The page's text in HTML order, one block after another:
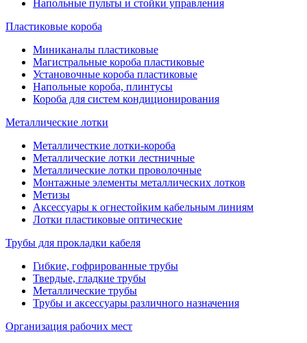
Напольные пульты и стойки управления
Пластиковые короба
Миниканалы пластиковые
Магистральные короба пластиковые
Установочные короба пластиковые
Напольные короба, плинтусы
Короба для систем кондиционирования
Металлические лотки
Металличесткие лотки-короба
Металлические лотки лестничные
Металлические лотки проволочные
Монтажные элементы металлических лотков
Метизы
Аксессуары к огнестойким кабельным линиям
Лотки пластиковые оптические
Трубы для прокладки кабеля
Гибкие, гофрированные трубы
Твердые, гладкие трубы
Металлические трубы
Трубы и аксессуары различного назначения
Организация рабочих мест